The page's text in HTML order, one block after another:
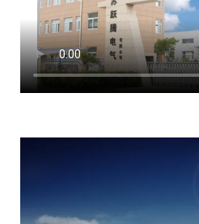
精特新中小企业、提档进位先进企
未来，公司将坚持以人为本，诚
科技领先，广聚精英，打造一支专
专注于为电力行业提供优质的产品
追求的目标。